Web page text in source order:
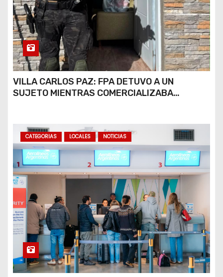
VILLA CARLOS PAZ: FPA DETUVO A UN
SUJETO MIENTRAS COMERCIALIZABA
CATEGORIAS LOCALES NOTICIAS